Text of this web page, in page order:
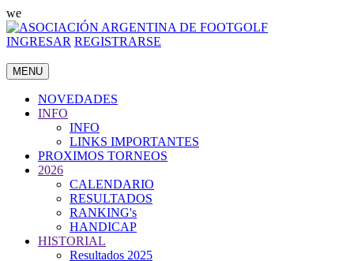
we
INGRESAR REGISTRARSE
MENU
NOVEDADES
INFO
INFO
LINKS IMPORTANTES
PROXIMOS TORNEOS
2026
CALENDARIO
RESULTADOS
RANKING's
HANDICAP
HISTORIAL
Resultados 2025